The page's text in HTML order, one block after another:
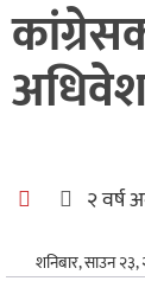
स्वास्थ्य/
शिक्षा
२ वर्ष
शनिबार, साउन